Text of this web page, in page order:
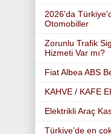
2026'da
Otomobiller
Zorunlu Trafik
Hizmeti Var mı?
Fiat Albea ABS
KAHVE / KAFE
Elektrikli Araç
Türkiye’de en